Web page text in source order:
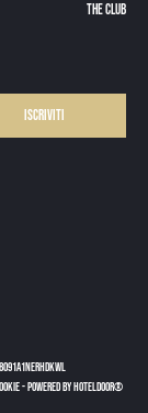
The Club
Iscriviti
- Powered by Hoteldoor®